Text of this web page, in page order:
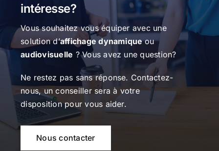
intéresse?
Vous souhaitez vous équiper avec une
solution d’affichage dynamiqueou
audiovisuelle ? Vous avez une question?
Ne restez pas sans réponse. Contactez-
nous, un conseiller sera à votre
disposition pour vous aider.
Nous contacter